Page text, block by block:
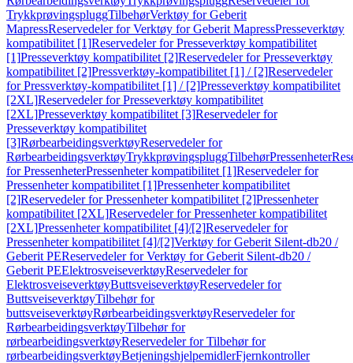
TrykkprøvingspluggTilbehørVerktøy for Geberit
MapressReservedeler for Verktøy for Geberit MapressPresseverktøy
kompatibilitet [1]Reservedeler for Presseverktøy kompatibilitet
[1]Presseverktøy kompatibilitet [2]Reservedeler for Presseverktøy
kompatibilitet [2]Pressverktøy-kompatibilitet [1] / [2]Reservedeler
for Pressverktøy-kompatibilitet [1] / [2]Presseverktøy kompatibilitet
[2XL]Reservedeler for Presseverktøy kompatibilitet
[2XL]Presseverktøy kompatibilitet [3]Reservedeler for
Presseverktøy kompatibilitet
[3]RørbearbeidingsverktøyReservedeler for
RørbearbeidingsverktøyTrykkprøvingspluggTilbehørPressenheter
for PressenheterPressenheter kompatibilitet [1]Reservedeler for
Pressenheter kompatibilitet [1]Pressenheter kompatibilitet
[2]Reservedeler for Pressenheter kompatibilitet [2]Pressenheter
kompatibilitet [2XL]Reservedeler for Pressenheter kompatibilitet
[2XL]Pressenheter kompatibilitet [4]/[2]Reservedeler for
Pressenheter kompatibilitet [4]/[2]Verktøy for Geberit Silent-db20 /
Geberit PEReservedeler for Verktøy for Geberit Silent-db20 /
Geberit PEElektrosveiseverktøyReservedeler for
ElektrosveiseverktøyButtsveiseverktøyReservedeler for
ButtsveiseverktøyTilbehør for
buttsveiseverktøyRørbearbeidingsverktøyReservedeler for
RørbearbeidingsverktøyTilbehør for
rørbearbeidingsverktøyReservedeler for Tilbehør for
rørbearbeidingsverktøyBetjeningshjelpemidlerFjernkontroller